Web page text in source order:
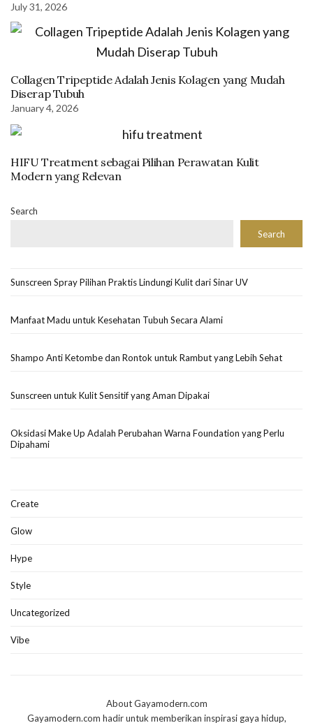
July 31, 2026
Collagen Tripeptide Adalah Jenis Kolagen yang Mudah
Diserap Tubuh
January 4, 2026
HIFU Treatment sebagai Pilihan Perawatan Kulit
Modern yang Relevan
Search
Search
Sunscreen Spray Pilihan Praktis Lindungi Kulit dari Sinar UV
Manfaat Madu untuk Kesehatan Tubuh Secara Alami
Shampo Anti Ketombe dan Rontok untuk Rambut yang Lebih Sehat
Sunscreen untuk Kulit Sensitif yang Aman Dipakai
Oksidasi Make Up Adalah Perubahan Warna Foundation yang Perlu
Dipahami
Create
Glow
Hype
Style
Uncategorized
Vibe
About Gayamodern.com
Gayamodern.com hadir untuk memberikan inspirasi gaya hidup,